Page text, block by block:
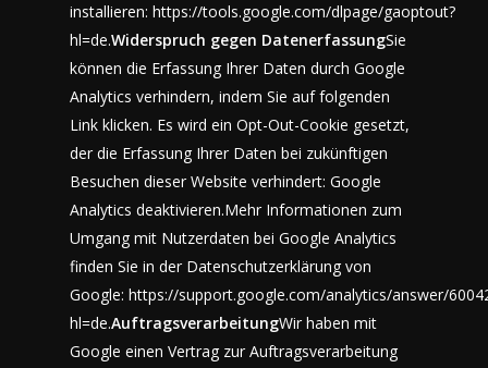
installieren: https://tools.google.com/dlpage/gaoptout?
hl=de.Widerspruch gegen DatenerfassungSie
können die Erfassung Ihrer Daten durch Google
Analytics verhindern, indem Sie auf folgenden
Link klicken. Es wird ein Opt-Out-Cookie gesetzt,
der die Erfassung Ihrer Daten bei zukünftigen
Besuchen dieser Website verhindert: Google
Analytics deaktivieren.Mehr Informationen zum
Umgang mit Nutzerdaten bei Google Analytics
finden Sie in der Datenschutzerklärung von
Google: https://support.google.com/analytics/answer/
hl=de.AuftragsverarbeitungWir haben mit
Google einen Vertrag zur Auftragsverarbeitung